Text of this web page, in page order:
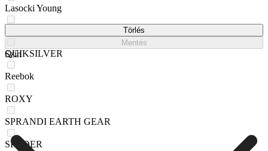
Lasocki Young
QUIKSILVER
Reebok
ROXY
SPRANDI EARTH GEAR
SPYDER
Törlés
Mentés
Szín